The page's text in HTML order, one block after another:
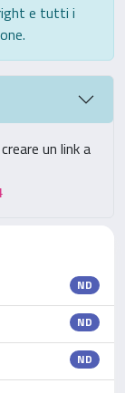
e tutti i
un link a
ND
ND
ND